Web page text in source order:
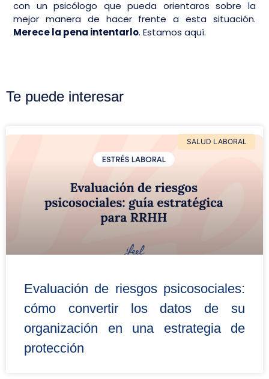
con un psicólogo que pueda orientaros sobre la
mejor manera de hacer frente a esta situación.
Merece la pena intentarlo. Estamos aquí.
Te puede interesar
SALUD LABORAL
Evaluación de riesgos psicosociales:
cómo convertir los datos de su
organización en una estrategia de
protección